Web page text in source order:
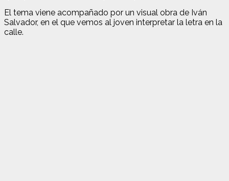
El tema viene acompañado por un visual obra de Iván
Salvador, en el que vemos al joven interpretar la letra en la
calle.